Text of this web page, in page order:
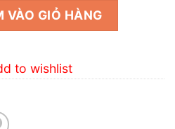
ngủ kimono from ngắn in
VÀO GIỎ HÀNG
to wishlist